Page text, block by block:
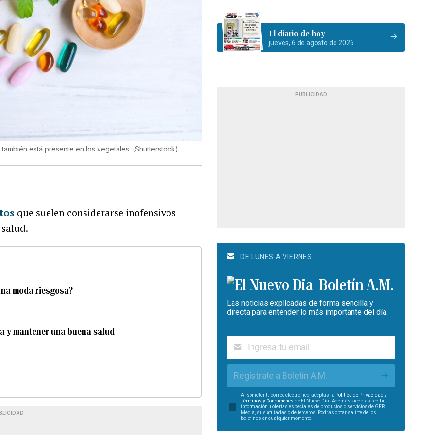
está presente en los vegetales. (Shutterstock)
que suelen considerarse inofensivos
moda riesgosa?
y mantener una buena salud
El diario de hoy
jueves, 6 de agosto de 2026
PUBLICIDAD
DE LUNES A VIERNES
Boletín A.M.
Las noticias explicadas de forma sencilla y
directa para entender lo más importante del día.
Regístrate a Boletín A.M.
Al someter tu correo electrónico, aceptas la Política de Privacidad y
Términos y Condiciones de El Nuevo Día. Además, aceptas recibir
información u ofertas especiales de productos o servicios de GFR
Media, sus afiliadas o de terceros. Podrás optar salirte de los
boletines en cualquier momento.